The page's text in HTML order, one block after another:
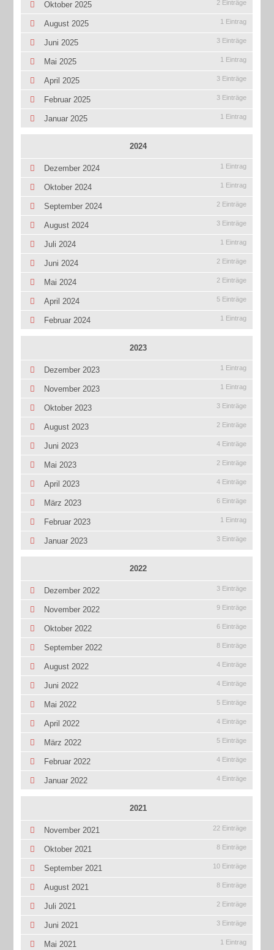
Oktober 2025 2 Einträge
August 2025 1 Eintrag
Juni 2025 3 Einträge
Mai 2025 1 Eintrag
April 2025 3 Einträge
Februar 2025 3 Einträge
Januar 2025 1 Eintrag
2024
Dezember 2024 1 Eintrag
Oktober 2024 1 Eintrag
September 2024 2 Einträge
August 2024 3 Einträge
Juli 2024 1 Eintrag
Juni 2024 2 Einträge
Mai 2024 2 Einträge
April 2024 5 Einträge
Februar 2024 1 Eintrag
2023
Dezember 2023 1 Eintrag
November 2023 1 Eintrag
Oktober 2023 3 Einträge
August 2023 2 Einträge
Juni 2023 4 Einträge
Mai 2023 2 Einträge
April 2023 4 Einträge
März 2023 6 Einträge
Februar 2023 1 Eintrag
Januar 2023 3 Einträge
2022
Dezember 2022 3 Einträge
November 2022 9 Einträge
Oktober 2022 6 Einträge
September 2022 8 Einträge
August 2022 4 Einträge
Juni 2022 4 Einträge
Mai 2022 5 Einträge
April 2022 4 Einträge
März 2022 5 Einträge
Februar 2022 4 Einträge
Januar 2022 4 Einträge
2021
November 2021 22 Einträge
Oktober 2021 8 Einträge
September 2021 10 Einträge
August 2021 8 Einträge
Juli 2021 2 Einträge
Juni 2021 3 Einträge
Mai 2021 1 Eintrag